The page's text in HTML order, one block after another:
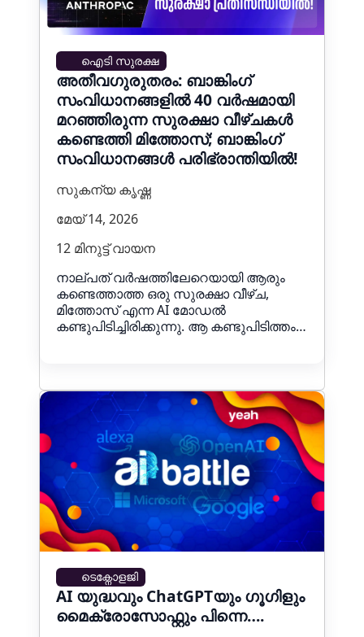
ഐടി സുരക്ഷ
അതീവഗുരുതരം: ബാങ്കിംഗ്
സംവിധാനങ്ങളിൽ 40 വർഷമായി
മറഞ്ഞിരുന്ന സുരക്ഷാ വീഴ്ചകൾ
കണ്ടെത്തി മിത്തോസ്‌; ബാങ്കിംഗ്
സംവിധാനങ്ങൾ പരിഭ്രാന്തിയിൽ!
സുകന്യ കൃഷ്ണ
മേയ് 14, 2026
12 മിനുട്ട് വായന
നാല്പത് വർഷത്തിലേറെയായി ആരും
കണ്ടെത്താത്ത ഒരു സുരക്ഷാ വീഴ്ച,
മിത്തോസ്‌ എന്ന AI മോഡൽ
കണ്ടുപിടിച്ചിരിക്കുന്നു. ആ കണ്ടുപിടിത്തം…
ടെക്നോളജി
AI യുദ്ധവും ChatGPTയും ഗൂഗിളും
മൈക്രോസോഫ്റ്റും പിന്നെ….